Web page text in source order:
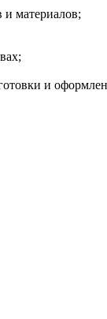
и материалов;
и